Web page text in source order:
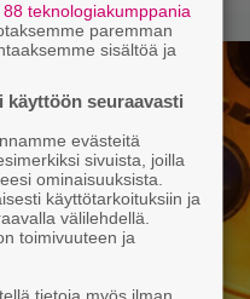
88 teknologiakumppania
paremman
sisältöä ja
käyttöön seuraavasti
evästeitä
sivuista, joilla
ominaisuuksista.
käyttötarkoituksiin ja
välilehdellä.
toimivuuteen ja